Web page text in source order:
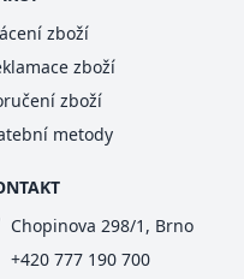
zboží
zboží
zboží
metody
Chopinova 298/1, Brno
+420 777 190 700